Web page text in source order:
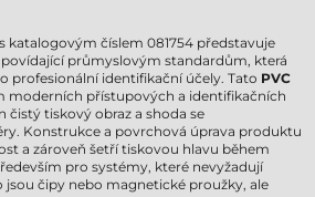
katalogovým číslem 081754 představuje
průmyslovým standardům, která
profesionální identifikační účely. Tato PVC
moderních přístupových a identifikačních
čistý tiskový obraz a shoda se
Konstrukce a povrchová úprava produktu
a zároveň šetří tiskovou hlavu během
pro systémy, které nevyžadují
jsou čipy nebo magnetické proužky, ale